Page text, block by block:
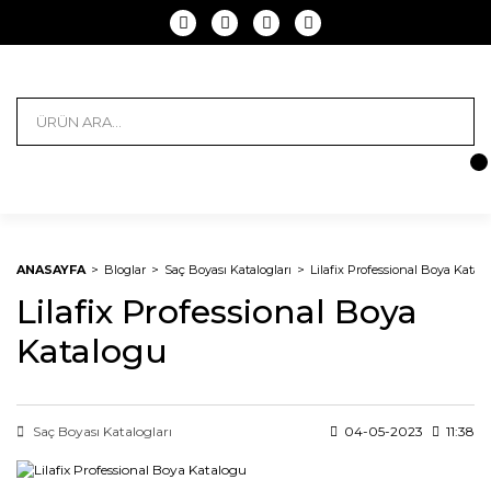
ANASAYFA Bloglar Saç Boyası Katalogları Lilafix Professional Boya
Lilafix Professional Boya
Katalogu
Saç Boyası Katalogları 04-05-2023 11:38